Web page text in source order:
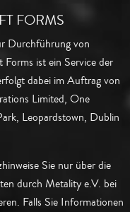
FORMS
Durchführung von
ist ein Service der
dabei im Auftrag von
Limited, One
Leopardstown, Dublin
Sie nur über die
durch Metality e.V. bei
Falls Sie Informationen